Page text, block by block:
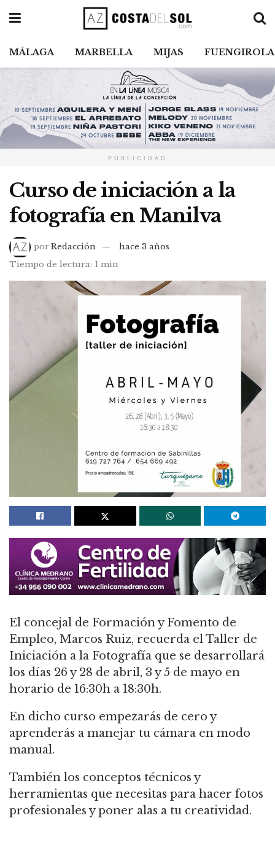
MÁLAGA MARBELLA MIJAS FUENGIROLA
PUBLICIDAD
Curso de iniciación a la
fotografía en Manilva
por Redacción
hace 3 años
Tiempo de lectura: 1 min
El concejal de Formación y Fomento de
Empleo, Marcos Ruiz, recuerda el Taller de
Iniciación a la Fotografía que se desarrollará
los días 26 y 28 de abril, 3 y 5 de mayo en
horario de 16:30h a 18:30h.
En dicho curso empezarás de cero y
aprenderás a manejar tu cámara en modo
manual.
También los conceptos técnicos y
herramientas que necesitas para hacer fotos
profesionales y poner alas a tu creatividad.